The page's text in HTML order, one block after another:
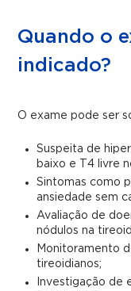
Quando o
indicado?
O exame pode ser
Suspeita de
baixo e T4 livre
Sintomas como
ansiedade sem
Avaliação de
nódulos na
Monitoramento
tireoidianos;
Investigação de